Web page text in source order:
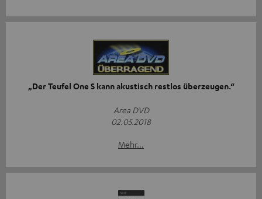
„Der Teufel One S kann akustisch restlos überzeugen.“
Area DVD
02.05.2018
Mehr...